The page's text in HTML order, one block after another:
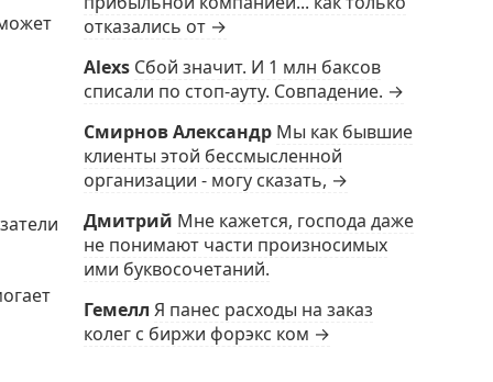
отказались от →
Alexs Сбой значит. И 1 млн баксов
списали по стоп-ауту. Совпадение. →
Смирнов Александр Мы как бывшие
клиенты этой бессмысленной
организации - могу сказать, →
Дмитрий Мне кажется, господа даже
не понимают части произносимых
ими буквосочетаний.
Гемелл Я панес расходы на заказ
колег с биржи форэкс ком →